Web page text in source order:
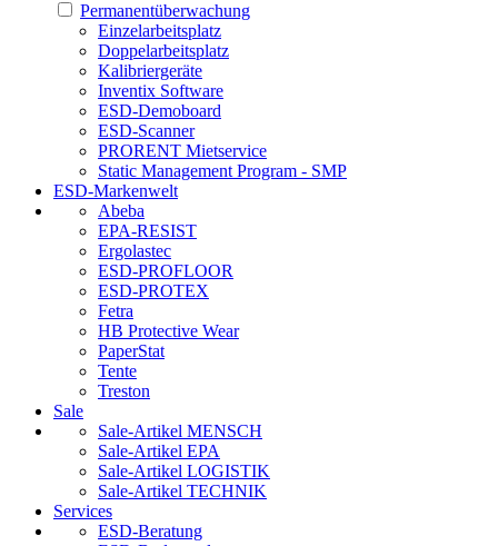
Permanentüberwachung
Einzelarbeitsplatz
Doppelarbeitsplatz
Kalibriergeräte
Inventix Software
ESD-Demoboard
ESD-Scanner
PRORENT Mietservice
Static Management Program - SMP
ESD-Markenwelt
Abeba
EPA-RESIST
Ergolastec
ESD-PROFLOOR
ESD-PROTEX
Fetra
HB Protective Wear
PaperStat
Tente
Treston
Sale
Sale-Artikel MENSCH
Sale-Artikel EPA
Sale-Artikel LOGISTIK
Sale-Artikel TECHNIK
Services
ESD-Beratung